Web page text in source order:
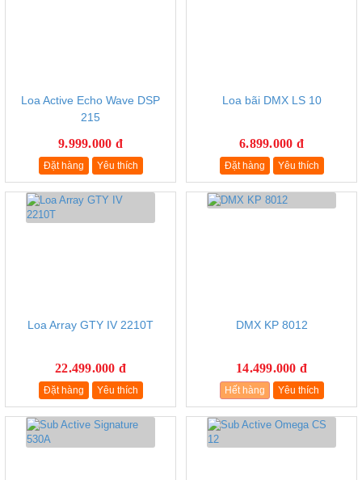
Loa Active Echo Wave DSP
215
9.999.000 đ
Đặt hàng Yêu thích
Loa bãi DMX LS 10
6.899.000 đ
Đặt hàng Yêu thích
Loa Array GTY IV 2210T
22.499.000 đ
Đặt hàng Yêu thích
DMX KP 8012
14.499.000 đ
Hết hàng Yêu thích